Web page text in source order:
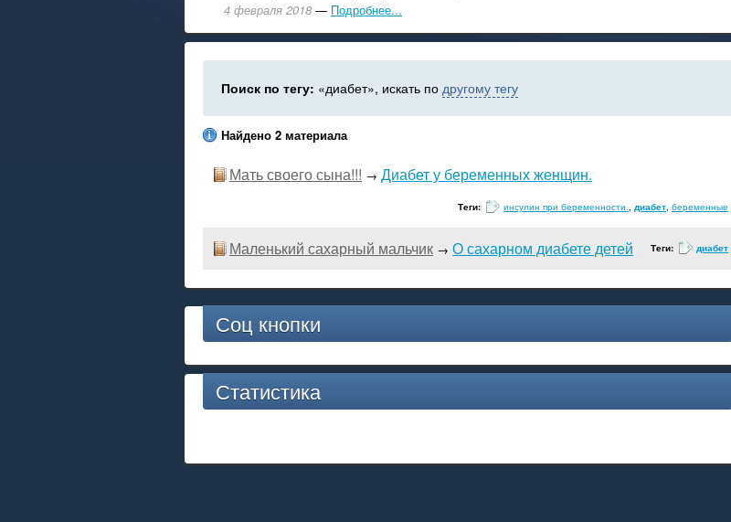
4 февраля 2018 — Подробнее...
Поиск по тегу: «диабет», искать по другому тегу
Найдено 2 материала
Мать своего сына!!! → Диабет у беременных женщин.
Теги: инсулин при беременности., диабет, беременные
Маленький сахарный мальчик → О сахарном диабете детей Теги: диабет
Соц кнопки
Статистика